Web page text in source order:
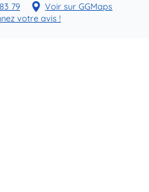
79
Voir sur GGMaps
votre avis !